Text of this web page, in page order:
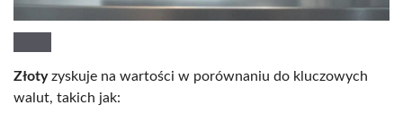
Złotyzyskuje na wartości w porównaniu do kluczowych
walut, takich jak: